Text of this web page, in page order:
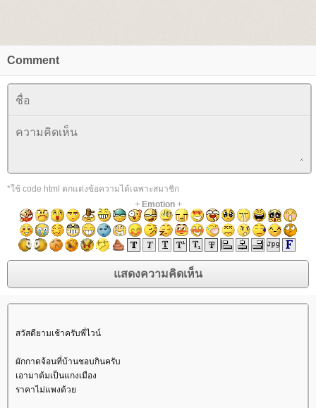
Comment
*ใช้ code html ตกแต่งข้อความได้เฉพาะสมาชิก
+ Emotion+
สวัสดียามเช้าครับพี่ไวน์
ผักกาดจ้อนที่บ้านชอบกินครับ
เอามาต้มเป็นแกงเมือง
ราคาไม่แพงด้ว